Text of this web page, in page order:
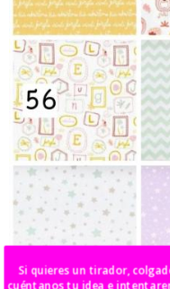
Si quieres un tirador,
cuéntanos tu idea e intentaremos crearla